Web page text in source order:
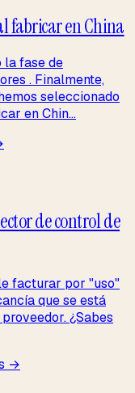
fabricar en China
la fase de
. Finalmente,
seleccionado
en Chin...
de control de
facturar por "uso"
que se está
¿Sabes
→